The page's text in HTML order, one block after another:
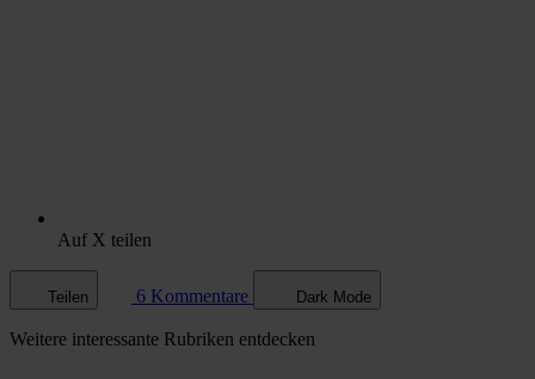
Auf X teilen
Teilen 6 Kommentare Dark Mode
Weitere interessante Rubriken entdecken